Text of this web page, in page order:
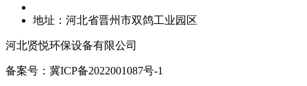
地址： 河北省晋州市双鸽工业园区
河北贤悦环保设备有限公司
备案号：冀ICP备2022001087号-1